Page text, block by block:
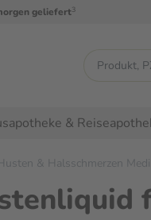
geliefert3
&
Husten & Halsschmerzen